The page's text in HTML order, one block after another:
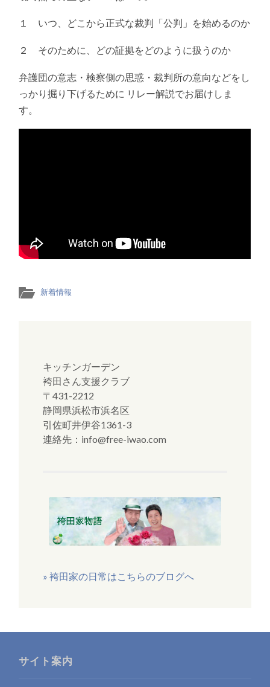
１ いつ、どこから正式な裁判「公判」を始めるのか
２ そのために、どの証拠をどのように扱うのか
弁護団の意志・検察側の思惑・裁判所の意向などをし
っかり掘り下げるために リレー解説でお届けしま
す。
新着情報
キッチンガーデン
袴田さん支援クラブ
〒431-2212
静岡県浜松市浜名区
引佐町井伊谷1361-3
連絡先：info@free-iwao.com
» 袴田家の日常はこちらのブログへ
サイト案内